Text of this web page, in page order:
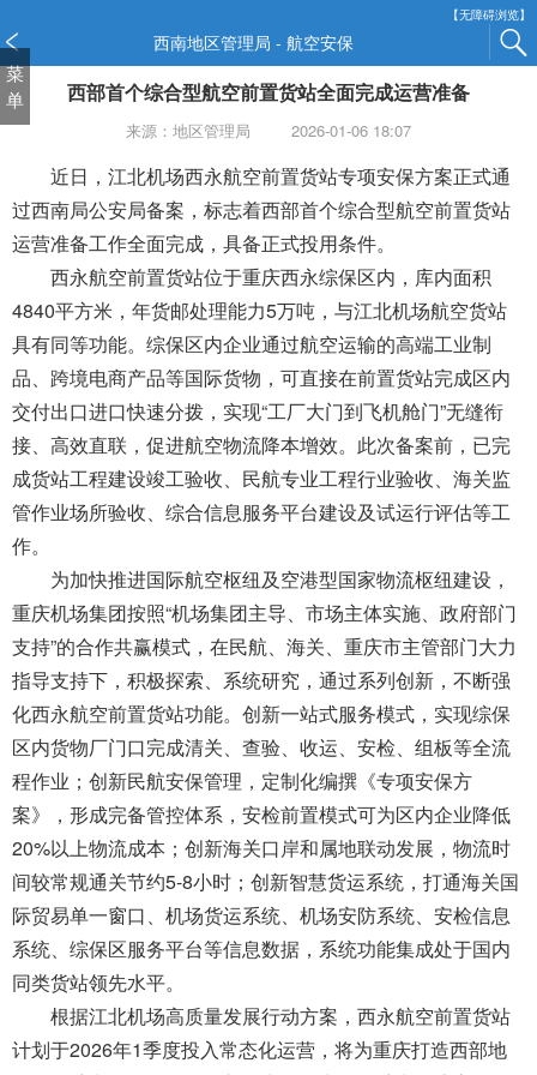
【无障碍浏览】
西南地区管理局 - 航空安保
菜
单
西部首个综合型航空前置货站全面完成运营准备
来源：地区管理局 2026-01-06 18:07
近日，江北机场西永航空前置货站专项安保方案正式通
过西南局公安局备案 ，标志着西部首个综合型航空前置货站
运营准备工作全面完成，具备正式投用条件。
西永航空前置货站位于重庆西永综保区内，库内面积
4840平方米，年货邮处理能力5万吨，与江北机场航空货站
具有同等功能。综保区内企业通过航空运输的高端工业制
品、跨境电商产品等国际货物，可直接在前置货站完成区内
交付出口进口快速分拨，实现“工厂大门到飞机舱门”无缝衔
接、高效直联，促进航空物流降本增效。此次备案前，已完
成货站工程建设竣工验收、民航专业工程行业验收、海关监
管作业场所验收、 综合信息服务平台建设及试运行评估等工
作。
为加快推进国际航空枢纽及空港型国家物流枢纽建设，
重庆机场集团按照“机场集团主导、市场主体实施、政府部门
支持”的合作共赢模式，在民航、海关、重庆市主管部门大力
指导支持下，积极探索、系统研究，通过系列创新，不断强
化西永航空前置货站功能。创新一站式服务模式，实现综保
区内货物厂门口完成清关、查验、收运、安检、组板等全流
程作业；创新民航安保管理，定制化编撰《专项安保方
案》，形成完备管控体系，安检前置模式可为区内企业降低
20%以上物流成本；创新海关口岸和属地联动发展，物流时
间较常规通关节约5-8小时；创新智慧货运系统，打通海关国
际贸易单一窗口、机场货运系统、机场安防系统、安检信息
系统、综保区服务平台等信息数据，系统功能集成处于国内
同类货站领先水平。
根据江北机场高质量发展行动方案，西永航空前置货站
计划于2026年1季度投入常态化运营，将为重庆打造西部地
窗
口
打
碍
说
明
面,
Alt
加
波
浪
键
打
开
导
式